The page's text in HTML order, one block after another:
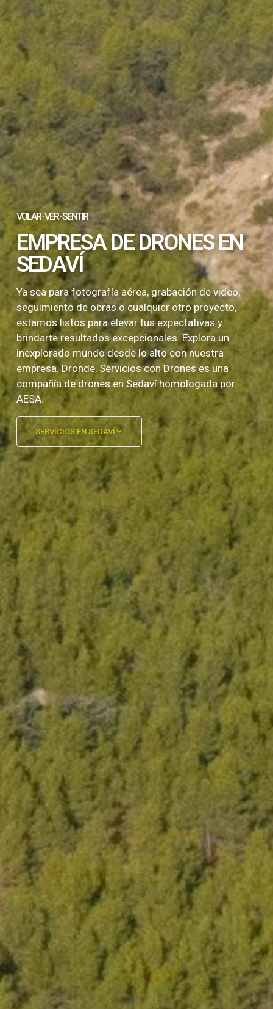
VOLAR · VER · SENTIR
EMPRESA DE DRONES EN
SEDAVÍ
Ya sea para fotografía aérea, grabación de video,
seguimiento de obras o cualquier otro proyecto,
estamos listos para elevar tus expectativas y
brindarte resultados excepcionales. Explora un
inexplorado mundo desde lo alto con nuestra
empresa. Dronde, Servicios con Drones es una
compañía de drones en Sedaví homologada por
AESA.
SERVICIOS EN SEDAVÍ